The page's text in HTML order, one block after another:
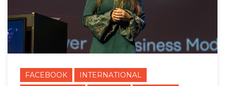
FACEBOOK
INTERNATIONAL